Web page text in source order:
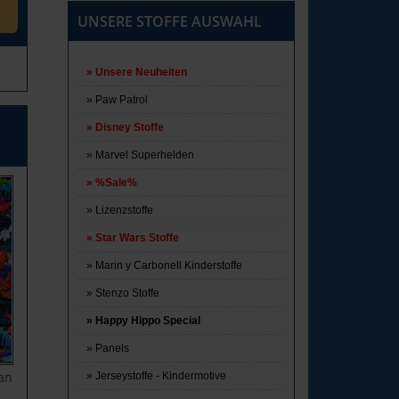
UNSERE STOFFE AUSWAHL
Unsere Neuheiten
Paw Patrol
Disney Stoffe
Marvel Superhelden
%Sale%
Lizenzstoffe
Star Wars Stoffe
Marin y Carbonell Kinderstoffe
Stenzo Stoffe
Happy Hippo Special
Panels
Jerseystoffe - Kindermotive